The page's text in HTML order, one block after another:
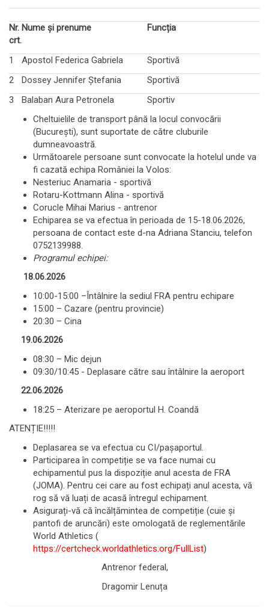
Nr.
crt.
Nume și prenume Funcția
1 Apostol Federica Gabriela
Sportivă
2
Dossey Jennifer Ștefania
Sportivă
3
Balaban Aura Petronela
Sportiv
Cheltuielile de transport până la locul convocării
(București), sunt suportate de către cluburile
dumneavoastră.
Următoarele persoane sunt convocate la hotelul unde va
fi cazată echipa României la Volos:
Nesteriuc Anamaria - sportivă
Rotaru-Kottmann Alina - sportivă
Corucle Mihai Marius - antrenor
Echiparea se va efectua în perioada de 15-18.06.2026,
persoana de contact este d-na Adriana Stanciu, telefon
0752139988.
Programul echipei:
18.06.2026
10:00-15:00 –Întâlnire la sediul FRA pentru echipare
15:00 – Cazare (pentru provincie)
20:30 – Cina
19.06.2026
08:30 – Mic dejun
09:30/10:45 - Deplasare către sau întâlnire la aeroport
22.06.2026
18:25 – Aterizare pe aeroportul H. Coandă
ATENȚIE!!!!!
Deplasarea se va efectua cu CI/pașaportul.
Participarea în competiție se va face numai cu
echipamentul pus la dispoziție anul acesta de FRA
(JOMA). Pentru cei care au fost echipați anul acesta, vă
rog să vă luați de acasă întregul echipament.
Asigurați-vă că încălțămintea de competiție (cuie și
pantofi de aruncări) este omologată de reglementările
World Athletics (
https://certcheck.worldathletics.org/FullList)
Antrenor federal,
Dragomir Lenuța